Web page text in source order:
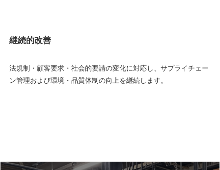
継続的改善
法規制・顧客要求・社会的要請の変化に対応し、サプライチェー
ン管理および環境・品質体制の向上を継続します。